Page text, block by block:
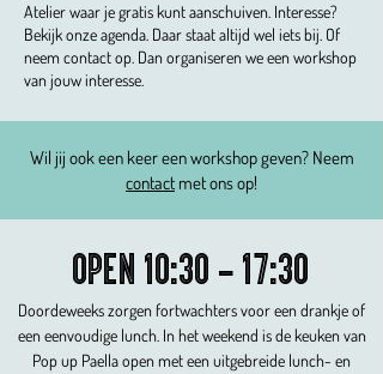
Atelier waar je gratis kunt aanschuiven. Interesse?
Bekijk onze agenda. Daar staat altijd wel iets bij. Of
neem contact op. Dan organiseren we een workshop
van jouw interesse.​
Wil jij ook een keer een workshop geven? Neem
contact met ons op!
Open 10:30 - 17:30
Doordeweeks zorgen fortwachters voor een drankje of
een eenvoudige lunch. In het weekend is de keuken van
Pop up Paella open met een uitgebreide lunch- en